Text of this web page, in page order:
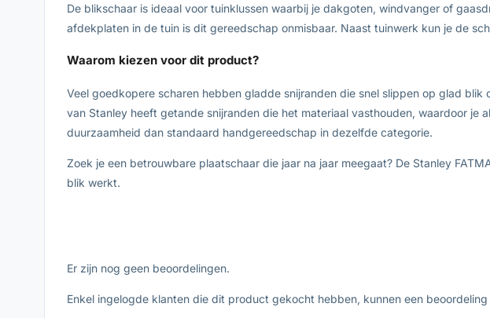
De blikschaar is ideaal voor tuinklussen waarbij je dakgoten, windvanger of
afdekplaten in de tuin is dit gereedschap onmisbaar. Naast tuinwerk kun je de
Waarom kiezen voor dit product?
Veel goedkopere scharen hebben gladde snijranden die snel slippen op glad
van Stanley heeft getande snijranden die het materiaal vasthouden, waardoor je
duurzaamheid dan standaard handgereedschap in dezelfde categorie.
Zoek je een betrouwbare plaatschaar die jaar na jaar meegaat? De Stanley
blik werkt.
Er zijn nog geen beoordelingen.
Enkel ingelogde klanten die dit product gekocht hebben, kunnen een beoordeling